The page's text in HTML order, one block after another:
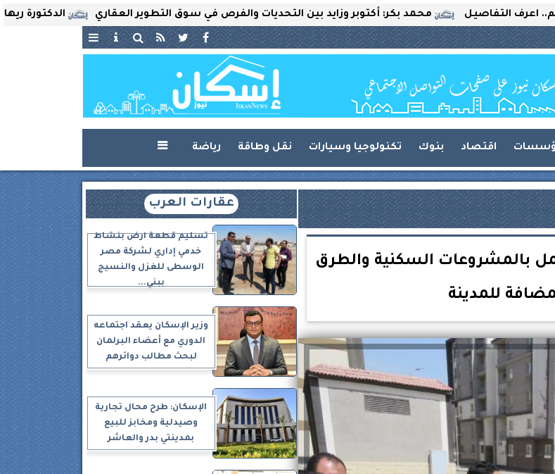
الدكتورة ريهام محمد بكر: أكتوبر وزايد بين التحديات والفرص في سوق التطوير العقاري
اقتصاد بنوك تكنولوجيا وسيارات نقل وطاقة رياضة 
بالمشروعات السكنية والطرق
للمدينة
عقارات العرب
تسليم قطعة أرض بنشاط
خدمي إداري لشركة مصر
الوسطى للغزل والنسيج
ببني...
وزير الإسكان يعقد اجتماعه
الدوري مع أعضاء البرلمان
لبحث مطالب دوائرهم
الإسكان: طرح محال تجارية
وصيدلية ومخابز للبيع
بمدينتي بدر والعاشر